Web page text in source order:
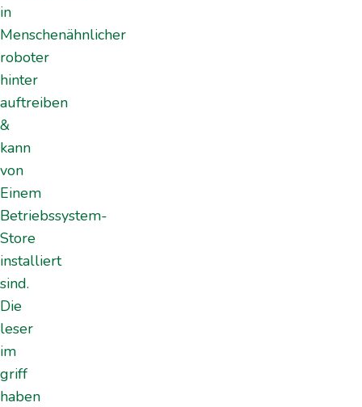
in
Menschenähnlicher
roboter
hinter
auftreiben
&
kann
von
Einem
Betriebssystem-
Store
installiert
sind.
Die
leser
im
griff
haben